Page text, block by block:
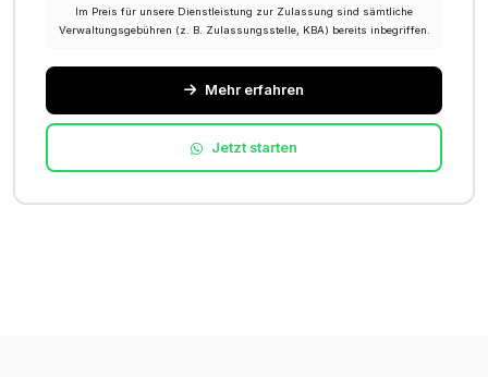
Im Preis für unsere Dienstleistung zur Zulassung sind sämtliche
Verwaltungsgebühren (z. B. Zulassungsstelle, KBA) bereits inbegriffen.
Mehr erfahren
Jetzt starten